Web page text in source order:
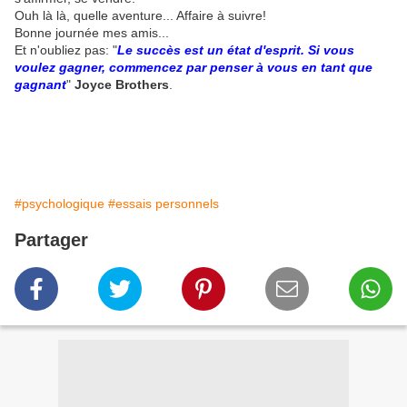
Ouh là là, quelle aventure... Affaire à suivre!
Bonne journée mes amis...
Et n'oubliez pas: "Le succès est un état d'esprit. Si vous
voulez gagner, commencez par penser à vous en tant que
gagnant" Joyce Brothers
#psychologique #essais personnels
Partager